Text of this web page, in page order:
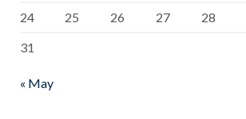
24 25 26 27 28
31
« May